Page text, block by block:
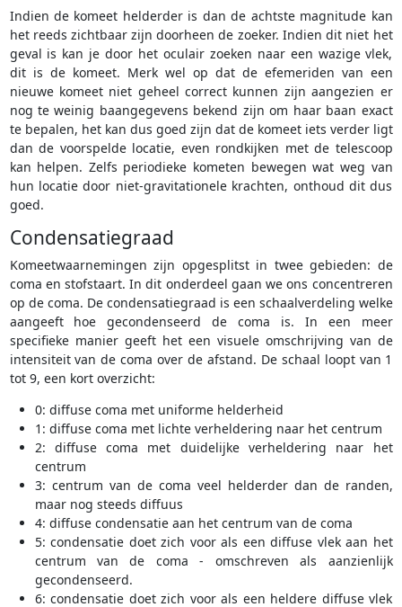
Indien de komeet helderder is dan de achtste magnitude kan
het reeds zichtbaar zijn doorheen de zoeker. Indien dit niet het
geval is kan je door het oculair zoeken naar een wazige vlek,
dit is de komeet. Merk wel op dat de efemeriden van een
nieuwe komeet niet geheel correct kunnen zijn aangezien er
nog te weinig baangegevens bekend zijn om haar baan exact
te bepalen, het kan dus goed zijn dat de komeet iets verder ligt
dan de voorspelde locatie, even rondkijken met de telescoop
kan helpen. Zelfs periodieke kometen bewegen wat weg van
hun locatie door niet-gravitationele krachten, onthoud dit dus
goed.
Condensatiegraad
Komeetwaarnemingen zijn opgesplitst in twee gebieden: de
coma en stofstaart. In dit onderdeel gaan we ons concentreren
op de coma. De condensatiegraad is een schaalverdeling welke
aangeeft hoe gecondenseerd de coma is. In een meer
specifieke manier geeft het een visuele omschrijving van de
intensiteit van de coma over de afstand. De schaal loopt van 1
tot 9, een kort overzicht:
0: diffuse coma met uniforme helderheid
1: diffuse coma met lichte verheldering naar het centrum
2: diffuse coma met duidelijke verheldering naar het
centrum
3: centrum van de coma veel helderder dan de randen,
maar nog steeds diffuus
4: diffuse condensatie aan het centrum van de coma
5: condensatie doet zich voor als een diffuse vlek aan het
centrum van de coma - omschreven als aanzienlijk
gecondenseerd.
6: condensatie doet zich voor als een heldere diffuse vlek